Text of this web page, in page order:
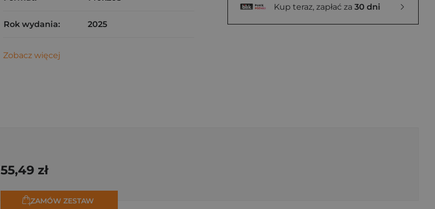
Kup teraz, zapłać za 30 dni
Rok wydania: 2025
Zobacz więcej
55,49 zł
ZAMÓW ZESTAW